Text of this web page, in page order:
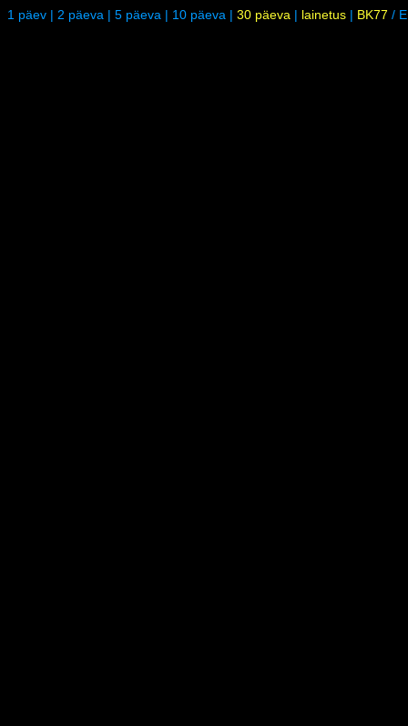
1 päev | 2 päeva | 5 päeva | 10 päeva | 30 päeva | lainetus | BK77 /